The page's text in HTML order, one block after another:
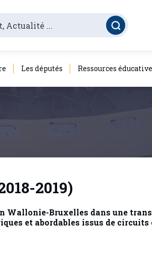
Les députés Ressources
2019)
Wallonie-Bruxelles dans une
et abordables issus de